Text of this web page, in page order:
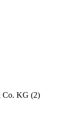
Co. KG (2)